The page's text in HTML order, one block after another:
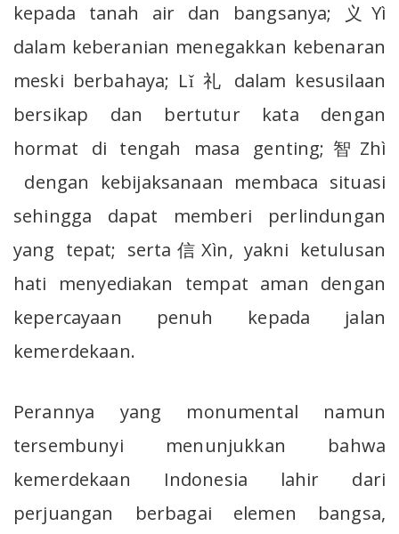
kepada tanah air dan bangsanya; 义Yì
dalam keberanian menegakkan kebenaran
meski berbahaya; Lǐ 礼 dalam kesusilaan
bersikap dan bertutur kata dengan
hormat di tengah masa genting;智Zhì
dengan kebijaksanaan membaca situasi
sehingga dapat memberi perlindungan
yang tepat; serta信Xìn, yakni ketulusan
hati menyediakan tempat aman dengan
kepercayaan penuh kepada jalan
kemerdekaan.
Perannya yang monumental namun
tersembunyi menunjukkan bahwa
kemerdekaan Indonesia lahir dari
perjuangan berbagai elemen bangsa,